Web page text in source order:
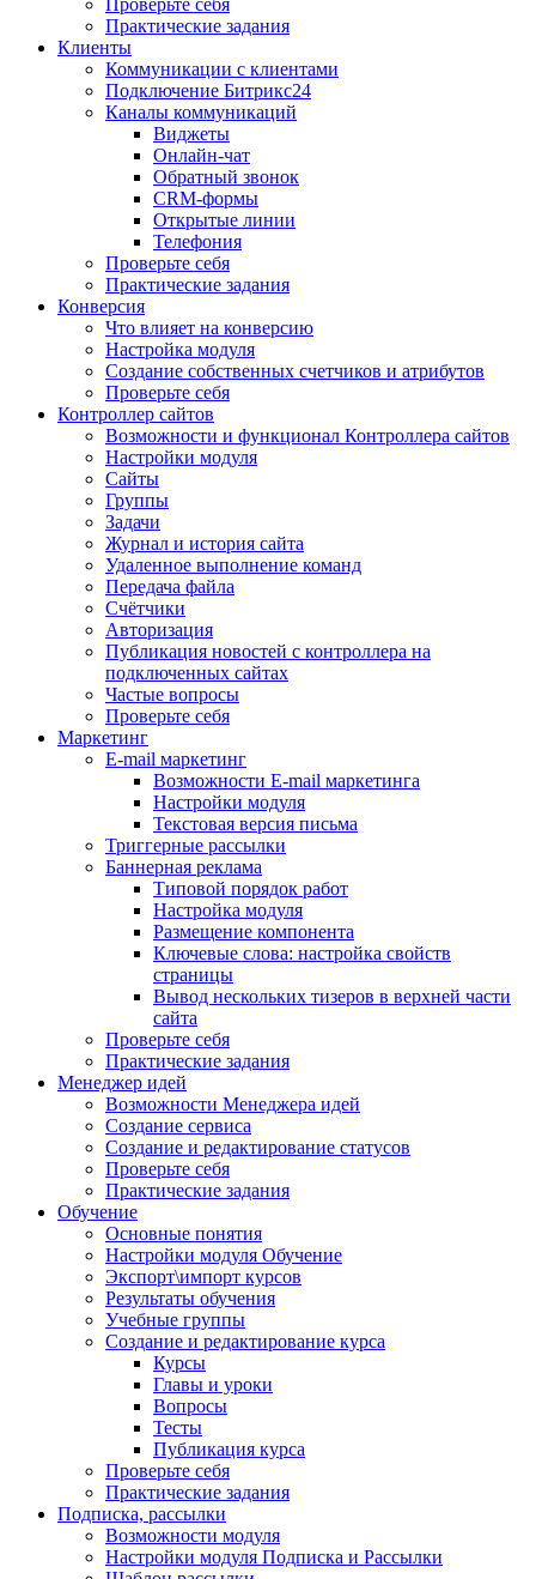
Проверьте себя
Практические задания
Клиенты
Коммуникации с клиентами
Подключение Битрикс24
Каналы коммуникаций
Виджеты
Онлайн-чат
Обратный звонок
CRM-формы
Открытые линии
Телефония
Проверьте себя
Практические задания
Конверсия
Что влияет на конверсию
Настройка модуля
Создание собственных счетчиков и атрибутов
Проверьте себя
Контроллер сайтов
Возможности и функционал Контроллера сайтов
Настройки модуля
Сайты
Группы
Задачи
Журнал и история сайта
Удаленное выполнение команд
Передача файла
Счётчики
Авторизация
Публикация новостей с контроллера на
подключенных сайтах
Частые вопросы
Проверьте себя
Маркетинг
E-mail маркетинг
Возможности E-mail маркетинга
Настройки модуля
Текстовая версия письма
Триггерные рассылки
Баннерная реклама
Типовой порядок работ
Настройка модуля
Размещение компонента
Ключевые слова: настройка свойств
страницы
Вывод нескольких тизеров в верхней части
сайта
Проверьте себя
Практические задания
Менеджер идей
Возможности Менеджера идей
Создание сервиса
Создание и редактирование статусов
Проверьте себя
Практические задания
Обучение
Основные понятия
Настройки модуля Обучение
Экспорт\импорт курсов
Результаты обучения
Учебные группы
Создание и редактирование курса
Курсы
Главы и уроки
Вопросы
Тесты
Публикация курса
Проверьте себя
Практические задания
Подписка, рассылки
Возможности модуля
Настройки модуля Подписка и Рассылки